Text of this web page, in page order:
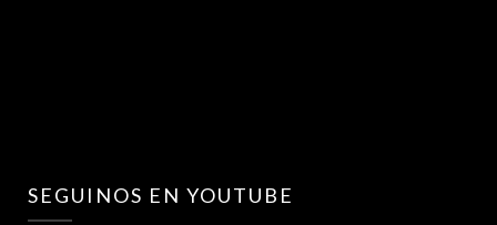
SEGUINOS EN YOUTUBE